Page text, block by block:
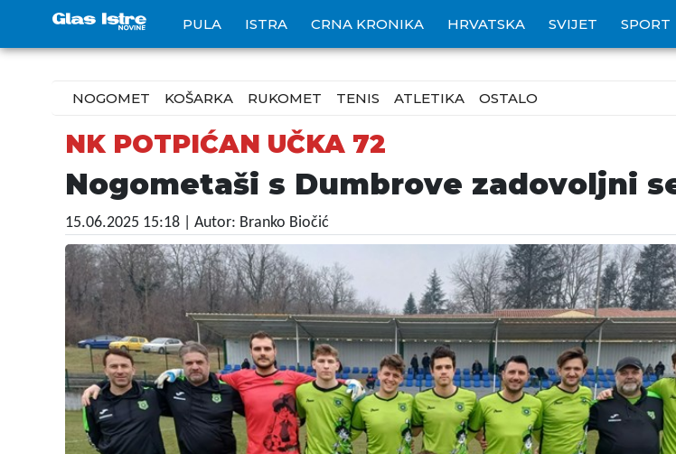
PULA ISTRA CRNA KRONIKA HRVATSKA SVIJET SPORT
NOGOMET KOŠARKA RUKOMET TENIS ATLETIKA OSTALO
NK POTPIĆAN UČKA 72
Nogometaši s Dumbrove zadovoljni
15.06.2025 15:18 | Autor: Branko Biočić